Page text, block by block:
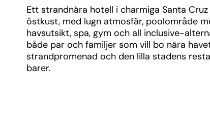
Ett strandnära hotell i charmiga Santa
östkust, med lugn atmosfär, poolområde
havsutsikt, spa, gym och all inclusive-
både par och familjer som vill bo nära
strandpromenad och den lilla stadens
barer.